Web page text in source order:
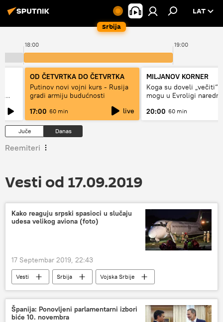
Srbija
LAT
18:00 19:00
OD ČETVRTKA DO ČETVRTKA
Putinov novi vojni kurs - Rusija
gradi armiju budućnosti
17:00 60 min live
MILJANOV KORNER
Koga su doveli „večiti“
mogu u Evroligi
20:00 60 min
Juče Danas
Reemiteri
Vesti od 17.09.2019
Kako reaguju srpski spasioci u slučaju
udesa velikog aviona (foto)
17 Septembar 2019, 22:43
Vesti Srbija Vojska Srbije
Španija: Ponovljeni parlamentarni izbori
biće 10. novembra